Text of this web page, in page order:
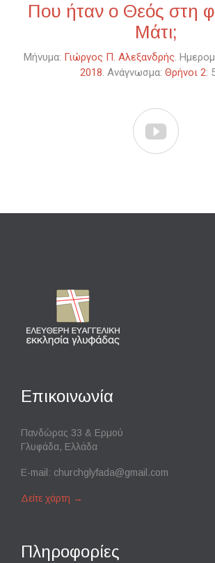
Που ήταν ο Θεός στη
Μάτι;
Μήνυμα: Γιώργος Π. Αλεξανδρής.
2018. Ανάγνωσμα: Θρήνοι 2:

Επικοινωνία
Πανδώρας 33 & Ερμού
Γλυφάδα, Ελλάδα
E-mail: churchglyfada@gmail.com
Δείτε χάρτη →
Πληροφορίες